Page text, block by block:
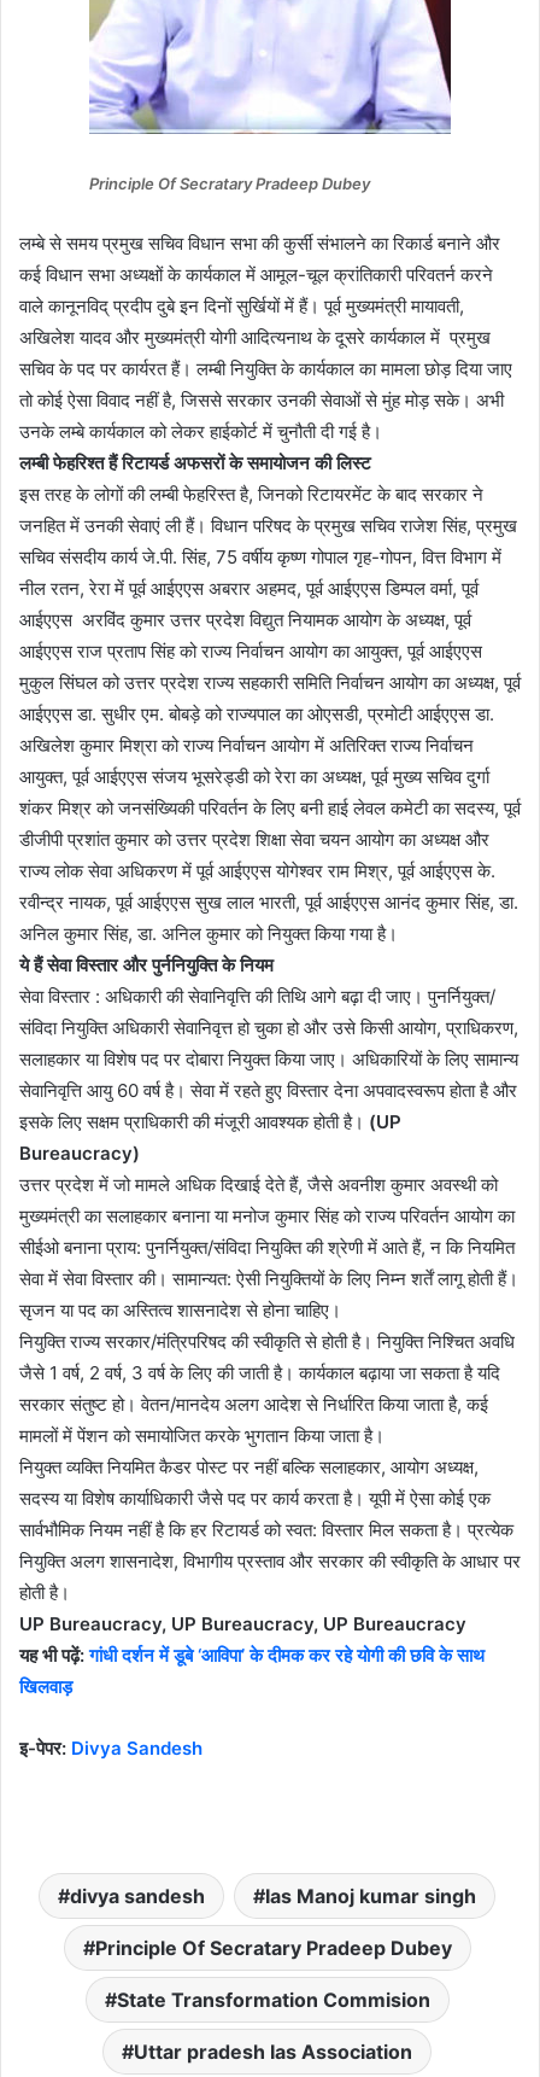
Principle Of Secratary Pradeep Dubey
लम्बे से समय प्रमुख सचिव विधान सभा की कुर्सी संभालने का रिकार्ड बनाने और
कई विधान सभा अध्यक्षों के कार्यकाल में आमूल-चूल क्रांतिकारी परिवतर्न करने
वाले कानूनविद् प्रदीप दुबे इन दिनों सुर्खियों में हैं। पूर्व मुख्यमंत्री मायावती,
अखिलेश यादव और मुख्यमंत्री योगी आदित्यनाथ के दूसरे कार्यकाल में प्रमुख
सचिव के पद पर कार्यरत हैं। लम्बी नियुक्ति के कार्यकाल का मामला छोड़ दिया जाए
तो कोई ऐसा विवाद नहीं है, जिससे सरकार उनकी सेवाओं से मुंह मोड़ सके। अभी
उनके लम्बे कार्यकाल को लेकर हाईकोर्ट में चुनौती दी गई है।
लम्बी फेहरिश्त हैं रिटायर्ड अफसरों के समायोजन की लिस्ट
इस तरह के लोगों की लम्बी फेहरिस्त है, जिनको रिटायरमेंट के बाद सरकार ने
जनहित में उनकी सेवाएं ली हैं। विधान परिषद के प्रमुख सचिव राजेश सिंह, प्रमुख
सचिव संसदीय कार्य जे.पी. सिंह, 75 वर्षीय कृष्ण गोपाल गृह-गोपन, वित्त विभाग में
नील रतन, रेरा में पूर्व आईएएस अबरार अहमद, पूर्व आईएएस डिम्पल वर्मा, पूर्व
आईएएस अरविंद कुमार उत्तर प्रदेश विद्युत नियामक आयोग के अध्यक्ष, पूर्व
आईएएस राज प्रताप सिंह को राज्य निर्वाचन आयोग का आयुक्त, पूर्व आईएएस
मुकुल सिंघल को उत्तर प्रदेश राज्य सहकारी समिति निर्वाचन आयोग का अध्यक्ष, पूर्व
आईएएस डा. सुधीर एम. बोबड़े को राज्यपाल का ओएसडी, प्रमोटी आईएएस डा.
अखिलेश कुमार मिश्रा को राज्य निर्वाचन आयोग में अतिरिक्त राज्य निर्वाचन
आयुक्त, पूर्व आईएएस संजय भूसरेड्डी को रेरा का अध्यक्ष, पूर्व मुख्य सचिव दुर्गा
शंकर मिश्र को जनसंख्यिकी परिवर्तन के लिए बनी हाई लेवल कमेटी का सदस्य, पूर्व
डीजीपी प्रशांत कुमार को उत्तर प्रदेश शिक्षा सेवा चयन आयोग का अध्यक्ष और
राज्य लोक सेवा अधिकरण में पूर्व आईएएस योगेश्वर राम मिश्र, पूर्व आईएएस के.
रवीन्द्र नायक, पूर्व आईएएस सुख लाल भारती, पूर्व आईएएस आनंद कुमार सिंह, डा.
अनिल कुमार सिंह, डा. अनिल कुमार को नियुक्त किया गया है।
ये हैं सेवा विस्तार और पुर्ननियुक्ति के नियम
सेवा विस्तार : अधिकारी की सेवानिवृत्ति की तिथि आगे बढ़ा दी जाए। पुनर्नियुक्त/
संविदा नियुक्ति अधिकारी सेवानिवृत्त हो चुका हो और उसे किसी आयोग, प्राधिकरण,
सलाहकार या विशेष पद पर दोबारा नियुक्त किया जाए। अधिकारियों के लिए सामान्य
सेवानिवृत्ति आयु 60 वर्ष है। सेवा में रहते हुए विस्तार देना अपवादस्वरूप होता है और
इसके लिए सक्षम प्राधिकारी की मंजूरी आवश्यक होती है। (UP
Bureaucracy)
उत्तर प्रदेश में जो मामले अधिक दिखाई देते हैं, जैसे अवनीश कुमार अवस्थी को
मुख्यमंत्री का सलाहकार बनाना या मनोज कुमार सिंह को राज्य परिवर्तन आयोग का
सीईओ बनाना प्राय: पुनर्नियुक्त/संविदा नियुक्ति की श्रेणी में आते हैं, न कि नियमित
सेवा में सेवा विस्तार की। सामान्यत: ऐसी नियुक्तियों के लिए निम्न शर्तें लागू होती हैं।
सृजन या पद का अस्तित्व शासनादेश से होना चाहिए।
नियुक्ति राज्य सरकार/मंत्रिपरिषद की स्वीकृति से होती है। नियुक्ति निश्चित अवधि
जैसे 1 वर्ष, 2 वर्ष, 3 वर्ष के लिए की जाती है। कार्यकाल बढ़ाया जा सकता है यदि
सरकार संतुष्ट हो। वेतन/मानदेय अलग आदेश से निर्धारित किया जाता है, कई
मामलों में पेंशन को समायोजित करके भुगतान किया जाता है।
नियुक्त व्यक्ति नियमित कैडर पोस्ट पर नहीं बल्कि सलाहकार, आयोग अध्यक्ष,
सदस्य या विशेष कार्याधिकारी जैसे पद पर कार्य करता है। यूपी में ऐसा कोई एक
सार्वभौमिक नियम नहीं है कि हर रिटायर्ड को स्वत: विस्तार मिल सकता है। प्रत्येक
नियुक्ति अलग शासनादेश, विभागीय प्रस्ताव और सरकार की स्वीकृति के आधार पर
होती है।
UP Bureaucracy, UP Bureaucracy, UP Bureaucracy
यह भी पढ़ें:गांधी दर्शन में डूबे ‘आविपा’ के दीमक कर रहे योगी की छवि के साथ
खिलवाड़
इ-पेपर: Divya Sandesh
divya sandesh Ias Manoj kumar singh
Principle Of Secratary Pradeep Dubey
State Transformation Commision
Uttar pradesh Ias Association